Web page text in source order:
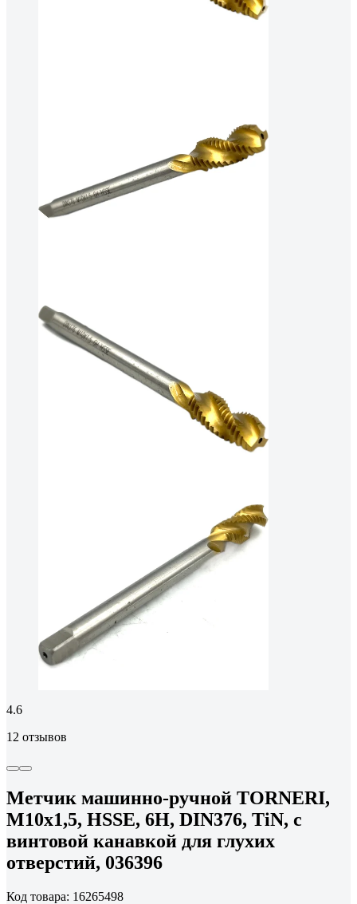
4.6
12 отзывов
Метчик машинно-ручной TORNERI,
М10х1,5, HSSE, 6H, DIN376, TiN, с
винтовой канавкой для глухих
отверстий, 036396
Код товара: 16265498